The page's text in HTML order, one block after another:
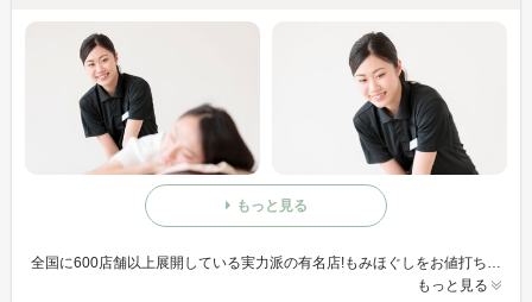
もっと見る
全国に600店舗以上展開している実力派の有名店!もみほぐしをお値打ち価格で☆60分3,980円(りらくるアプリ会員価格3,600円)
もっと見る